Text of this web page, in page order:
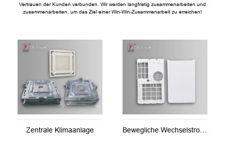
Vertrauen der Kunden verbunden. Wir werden langfristig zusammenarbeiten und
zusammenarbeiten, um das Ziel einer Win-Win-Zusammenarbeit zu erreichen!
Zentrale Klimaanlage